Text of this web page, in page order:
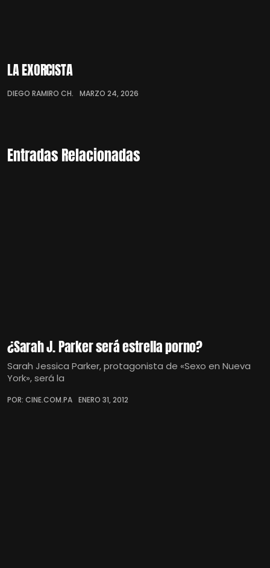
LA EXORCISTA
DIEGO RAMIRO CH. MARZO 24, 2026
Entradas Relacionadas
¿Sarah J. Parker será estrella porno?
Sarah Jessica Parker, protagonista de «Sexo en Nueva
York», será la
POR: CINE.COM.PA ENERO 31, 2012